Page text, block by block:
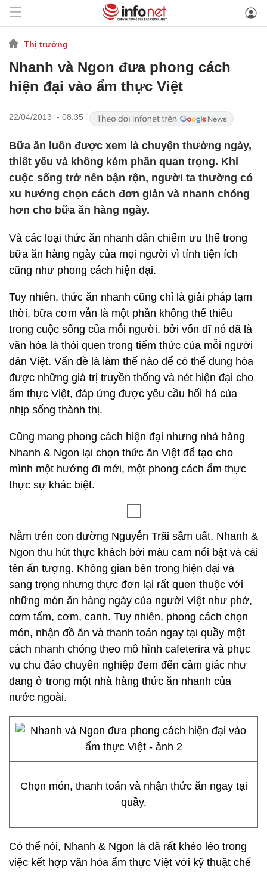
Thị trường
Nhanh và Ngon đưa phong cách
hiện đại vào ẩm thực Việt
22/04/2013 - 08:35
Bữa ăn luôn được xem là chuyện thường ngày,
thiết yếu và không kém phần quan trọng. Khi
cuộc sống trở nên bận rộn, người ta thường có
xu hướng chọn cách đơn giản và nhanh chóng
hơn cho bữa ăn hàng ngày.
Và các loại thức ăn nhanh dần chiếm ưu thế trong
bữa ăn hàng ngày của mọi người vì tính tiện ích
cũng như phong cách hiện đại.
Tuy nhiên, thức ăn nhanh cũng chỉ là giải pháp tạm
thời, bữa cơm vẫn là một phần không thể thiếu
trong cuộc sống của mỗi người, bởi vốn dĩ nó đã là
văn hóa là thói quen trong tiểm thức của mỗi người
dân Việt. Vấn đề là làm thế nào để có thể dung hòa
được những giá trị truyền thống và nét hiện đại cho
ẩm thực Việt, đáp ứng được yêu cầu hối hả của
nhịp sống thành thị.
Cũng mang phong cách hiện đại nhưng nhà hàng
Nhanh & Ngon lại chọn thức ăn Việt để tạo cho
mình một hướng đi mới, một phong cách ẩm thực
thực sự khác biệt.
Nằm trên con đường Nguyễn Trãi sầm uất, Nhanh &
Ngon thu hút thực khách bởi màu cam nổi bật và cái
tên ấn tượng. Không gian bên trong hiện đại và
sang trọng nhưng thực đơn lại rất quen thuộc với
những món ăn hàng ngày của người Việt như phở,
cơm tấm, cơm, canh. Tuy nhiên, phong cách chọn
món, nhận đồ ăn và thanh toán ngay tại quầy một
cách nhanh chóng theo mô hình cafeterira và phục
vụ chu đáo chuyên nghiệp đem đến cảm giác như
đang ở trong một nhà hàng thức ăn nhanh của
nước ngoài.
Chọn món, thanh toán và nhận thức ăn ngay tại
quầy.
Có thể nói, Nhanh & Ngon là đã rất khéo léo trong
việc kết hợp văn hóa ẩm thực Việt với kỹ thuật chế